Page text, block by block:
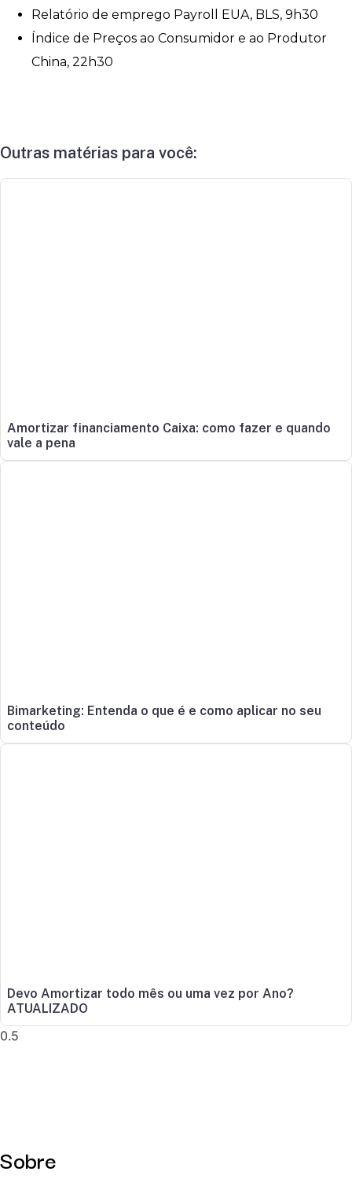
Relatório de emprego Payroll EUA, BLS, 9h30
Índice de Preços ao Consumidor e ao Produtor
China, 22h30
Outras matérias para você:
Amortizar financiamento Caixa: como fazer e quando
vale a pena
Bimarketing: Entenda o que é e como aplicar no seu
conteúdo
Devo Amortizar todo mês ou uma vez por Ano?
ATUALIZADO
Sobre